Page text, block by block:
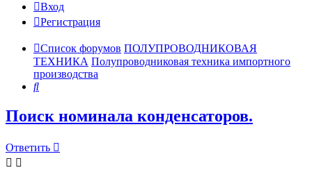
Вход
Регистрация
Список форумов ПОЛУПРОВОДНИКОВАЯ
ТЕХНИКА Полупроводниковая техника импортного
производства
Поиск
Поиск номинала конденсаторов.
Ответить